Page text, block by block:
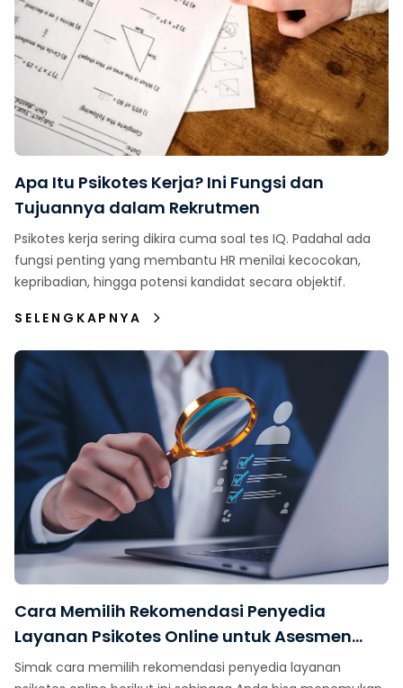
Apa Itu Psikotes Kerja? Ini Fungsi dan
Tujuannya dalam Rekrutmen
Psikotes kerja sering dikira cuma soal tes IQ. Padahal ada
fungsi penting yang membantu HR menilai kecocokan,
kepribadian, hingga potensi kandidat secara objektif.
SELENGKAPNYA
Cara Memilih Rekomendasi Penyedia
Layanan Psikotes Online untuk Asesmen
Karyawan
Simak cara memilih rekomendasi penyedia layanan